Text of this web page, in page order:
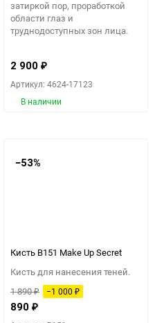
затиркой пор, проработкой
области глаз и
труднодоступных зон лица.
2 900 ₽
Артикул: 4624-17123
В наличии
−53%
Кисть B151 Make Up Secret
Кисть для нанесения теней.
1 890₽ −1 000 ₽
890 ₽